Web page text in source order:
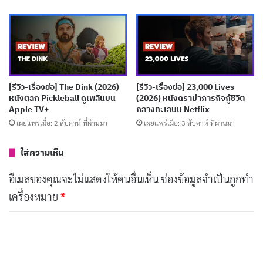
บทความที่เกี่ยวข้อง
[รีวิว-เรื่องย่อ] Forbidden Woman (2026) ดราม่า
รักต้องห้าม 61 ตอนที่ดังไม่ถึงแก่น
เผยแพร่เมื่อ: 1 สัปดาห์ ที่ผ่านมา
[รีวิว-เรื่องย่อ] The Devil’s Mouth (2026) หนังเอา
[รีวิว-เรื่องย่อ] The Truthers (2026) หนังดราม่า
[รีวิว-เรื่องย่อ] The Dink (2026)
หนังตลก Pickleball ดูเพลินบน
Apple TV+
เผยแพร่เมื่อ: 2 สัปดาห์ ที่ผ่านมา
[รีวิว-เรื่องย่อ] 23,000 Lives
(2026) หนังดราม่าภารกิจกู้ชีวิต
กลางทะเลบน Netflix
เผยแพร่เมื่อ: 3 สัปดาห์ ที่ผ่านมา
ใส่ความเห็น
อีเมลของคุณจะไม่แสดงให้คนอื่นเห็นช่องข้อมูลจำเป็นถูกทำ
เครื่องหมาย *